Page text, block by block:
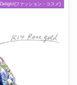
Delight(ファッション・コスメ)